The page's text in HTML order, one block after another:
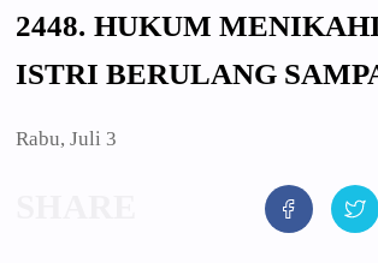
2448. HUKUM
ISTRI BERULANG
Rabu, Juli 3